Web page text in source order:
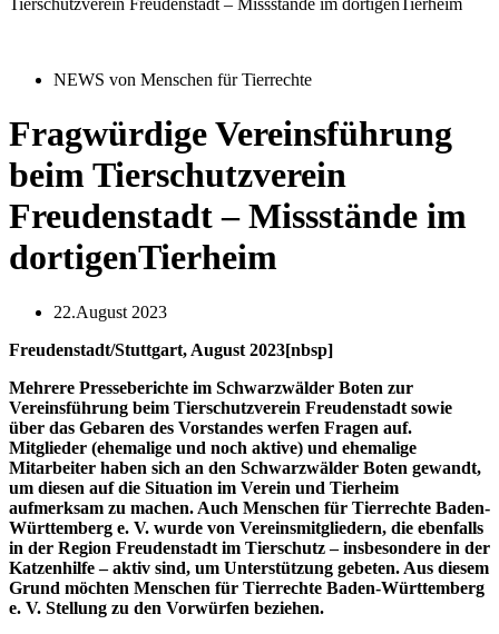
Tierschutzverein Freudenstadt – Missstände im dortigenTierheim
NEWS von Menschen für Tierrechte
Fragwürdige Vereinsführung
beim Tierschutzverein
Freudenstadt – Missstände im
dortigenTierheim
22.August 2023
Freudenstadt/Stuttgart, August 2023[nbsp]
Mehrere Presseberichte im Schwarzwälder Boten zur
Vereinsführung beim Tierschutzverein Freudenstadt sowie
über das Gebaren des Vorstandes werfen Fragen auf.
Mitglieder (ehemalige und noch aktive) und ehemalige
Mitarbeiter haben sich an den Schwarzwälder Boten gewandt,
um diesen auf die Situation im Verein und Tierheim
aufmerksam zu machen. Auch Menschen für Tierrechte Baden-
Württemberg e. V. wurde von Vereinsmitgliedern, die ebenfalls
in der Region Freudenstadt im Tierschutz – insbesondere in der
Katzenhilfe – aktiv sind, um Unterstützung gebeten. Aus diesem
Grund möchten Menschen für Tierrechte Baden-Württemberg
e. V. Stellung zu den Vorwürfen beziehen.